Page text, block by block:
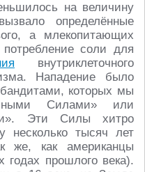
на величину
определённые
а млекопитающих
соли для
внутриклеточного
Нападение было
которых мы
Силами» или
Эти Силы хитро
несколько тысяч лет
же, как американцы
годах прошлого века).